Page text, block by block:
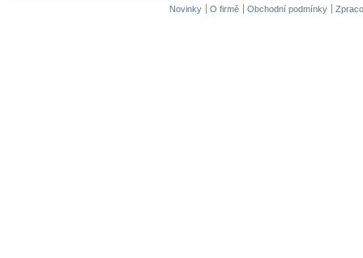
Novinky O firmě Obchodní podmínky